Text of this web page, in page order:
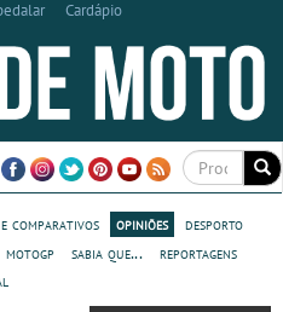
Cardápio
comparativos opiniões
desporto
motogp sabia que...
reportagens